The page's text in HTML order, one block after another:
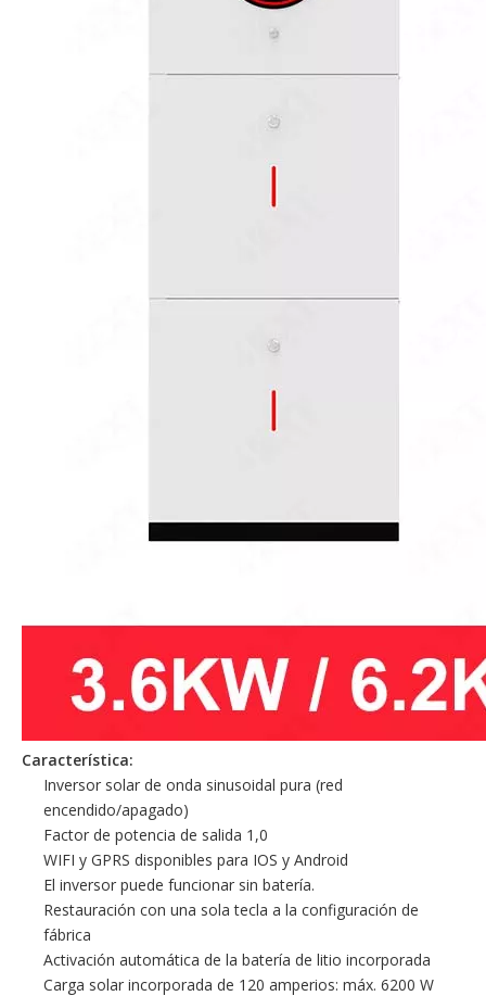
Característica:
Inversor solar de onda sinusoidal pura (red
encendido/apagado)
Factor de potencia de salida 1,0
WIFI y GPRS disponibles para IOS y Android
El inversor puede funcionar sin batería.
Restauración con una sola tecla a la configuración de
fábrica
Activación automática de la batería de litio incorporada
Carga solar incorporada de 120 amperios: máx. 6200 W